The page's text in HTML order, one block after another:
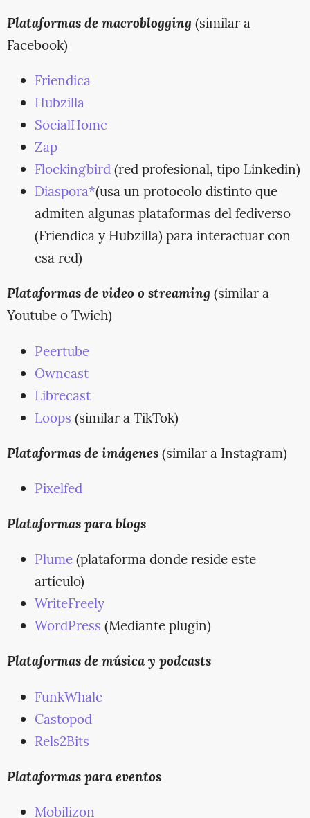
Plataformas de macroblogging (similar a
Facebook)
Friendica
Hubzilla
SocialHome
Zap
Flockingbird(red profesional, tipo Linkedin)
Diaspora*(usa un protocolo distinto que
admiten algunas plataformas del fediverso
(Friendica y Hubzilla) para interactuar con
esa red)
Plataformas de video o streaming (similar a
Youtube o Twich)
Peertube
Owncast
Librecast
Loops (similar a TikTok)
Plataformas de imágenes(similar a Instagram)
Pixelfed
Plataformas para blogs
Plume(plataforma donde reside este
artículo)
WriteFreely
WordPress (Mediante plugin)
Plataformas de música y podcasts
FunkWhale
Castopod
Rels2Bits
Plataformas para eventos
Mobilizon